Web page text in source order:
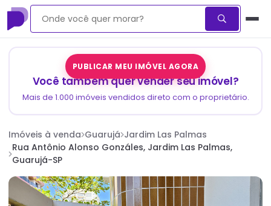
PUBLICAR MEU IMÓVEL AGORA
Você também quer vender seu imóvel?
Mais de 1.000 imóveis vendidos direto com o proprietário.
Imóveis à venda Guarujá Jardim Las Palmas
Rua Antônio Alonso Gonzáles, Jardim Las Palmas,
Guarujá-SP